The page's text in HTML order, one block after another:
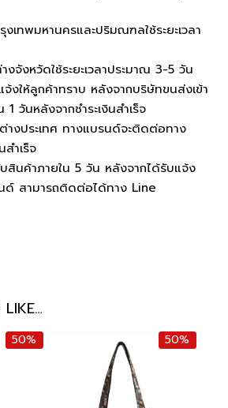
เทพมหานครและปริมณฑลใช้ระยะเวลา
จังหวัดใช้ระยะเวลาประมาณ 3-5 วัน
งให้ลูกค้าทราบ หลังจากบริษัทขนส่งเข้า
1 วันหลังจากชำระเงินสำเร็จ
างประเทศ ทางแบรนด์จะติดต่อทาง
สำเร็จ
สินค้าภายใน 5 วัน หลังจากได้รับแจ้ง
ด์ สามารถติดต่อได้ทาง Line
50% 50%